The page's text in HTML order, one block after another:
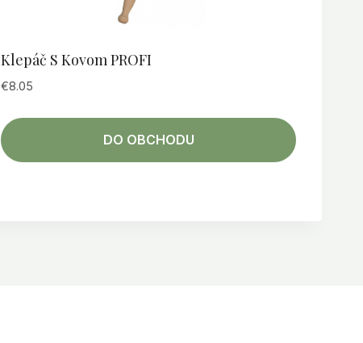
Klepáč S Kovom PROFI
€8.05
DO OBCHODU